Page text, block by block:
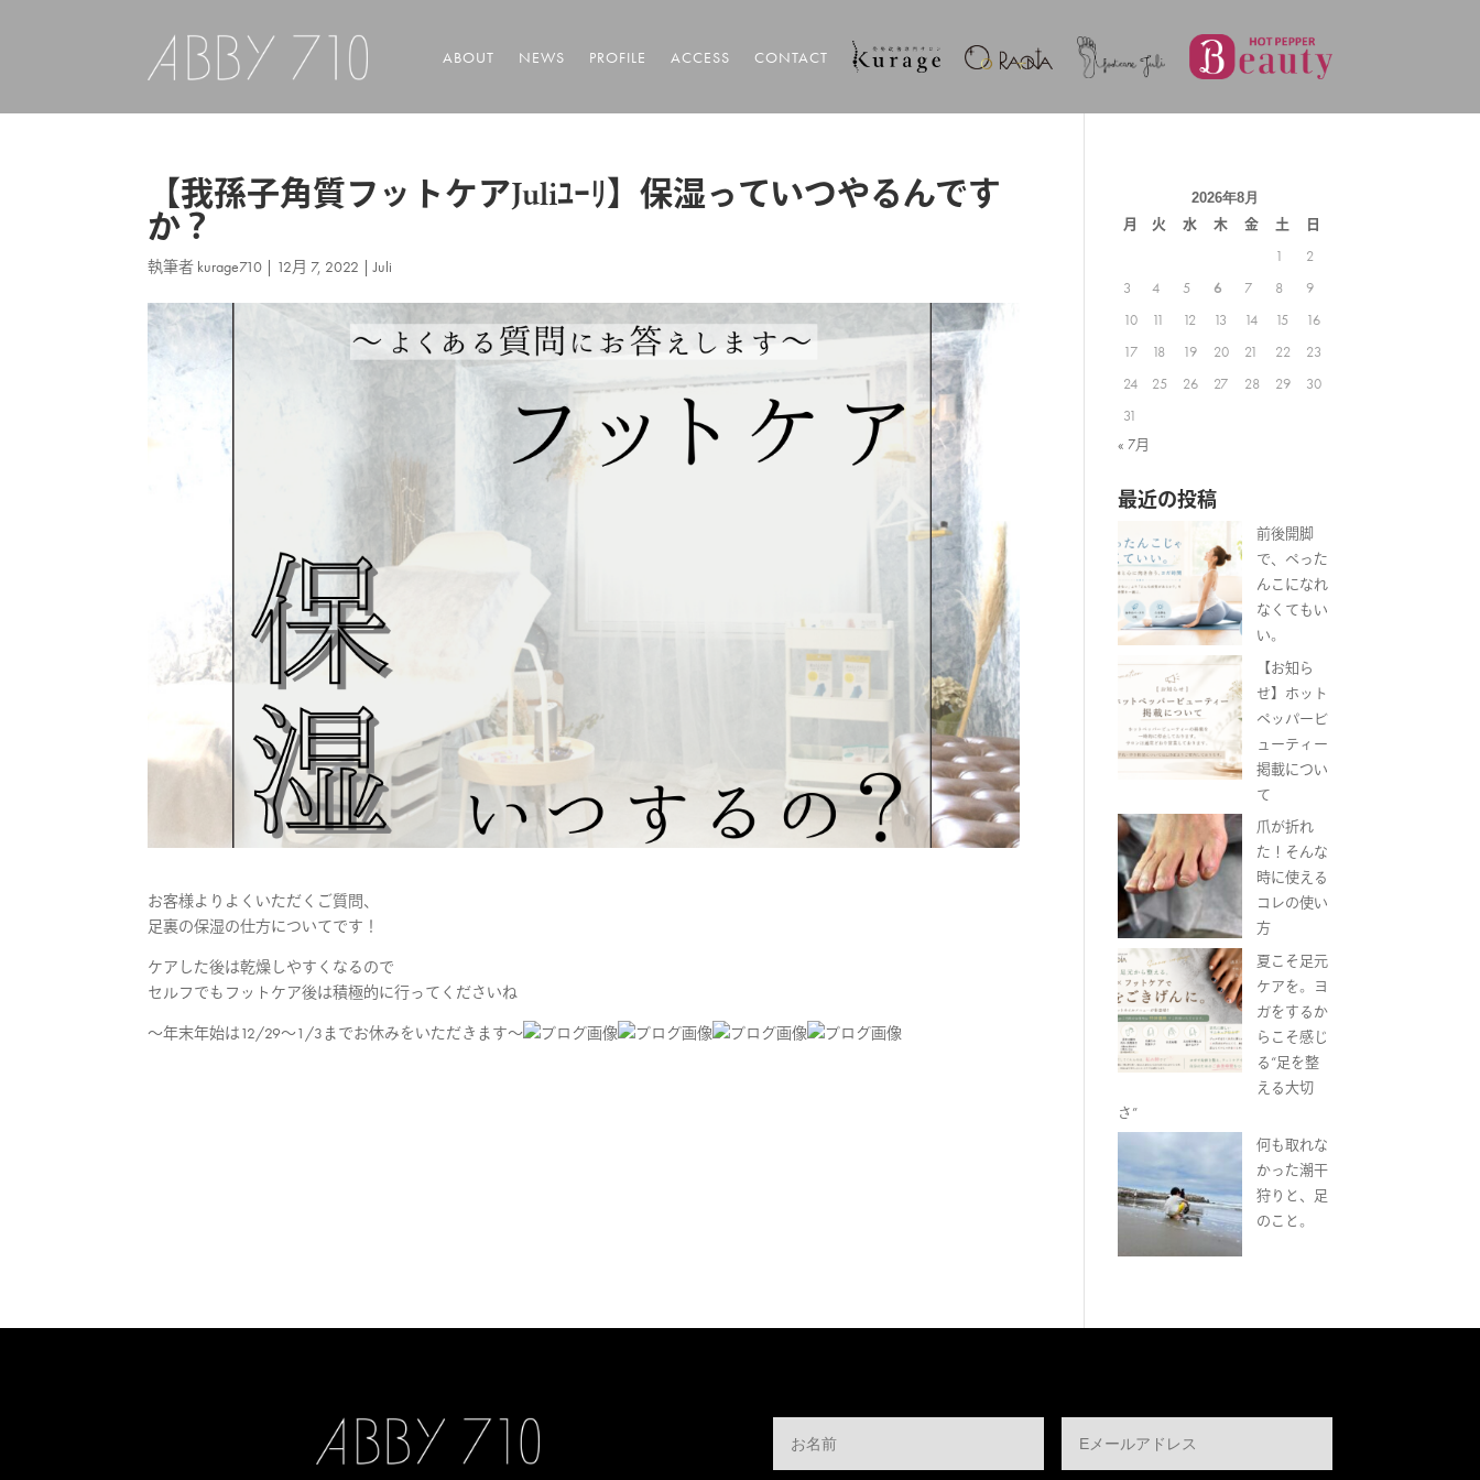
ABOUT NEWS PROFILE ACCESS CONTACT
【我孫子角質フットケアJuliﾕｰﾘ】保湿っていつやるんです
か？
執筆者 kurage710 12月 7, 2022 |Juli
お客様よりよくいただくご質問、
足裏の保湿の仕方についてです！
ケアした後は乾燥しやすくなるので
セルフでもフットケア後は積極的に行ってくださいね
～年末年始は12/29～1/3までお休みをいただきます～
2026年8月
月 火 水 木 金 土
日
1
2
3
4 5 6 7 8
9
10
11 12 13 14 15
16
17
18 19 20 21 22
23
24
25 26 27 28 29
30
31
« 7月
最近の投稿
前後開脚
で、ぺった
んこになれ
なくてもい
い。
【お知ら
せ】ホット
ペッパービ
ューティー
掲載につい
て
爪が折れ
た！そんな
時に使える
コレの使い
方
夏こそ足元
ケアを。ヨ
ガをするか
らこそ感じ
る“足を整
える大切
さ”
何も取れな
かった潮干
狩りと、足
のこと。